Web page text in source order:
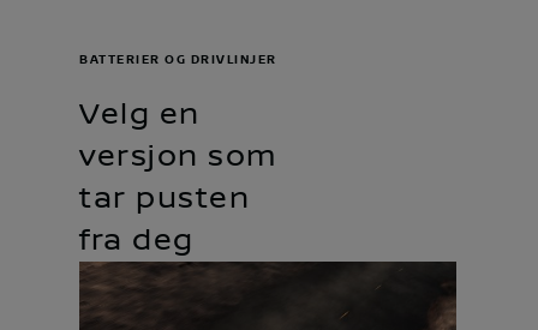
Velg en
versjon som
tar pusten
fra deg
BATTERIER OG DRIVLINJER